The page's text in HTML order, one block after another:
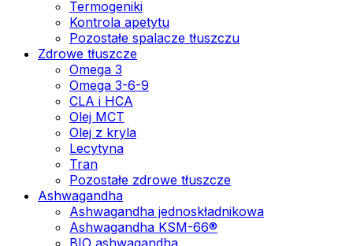
Termogeniki
Kontrola apetytu
Pozostałe spalacze tłuszczu
Zdrowe tłuszcze
Omega 3
Omega 3-6-9
CLA i HCA
Olej MCT
Olej z kryla
Lecytyna
Tran
Pozostałe zdrowe tłuszcze
Ashwagandha
Ashwagandha jednoskładnikowa
Ashwagandha KSM-66®
BIO ashwagandha